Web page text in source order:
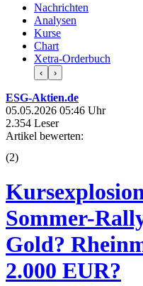
Nachrichten
Analysen
Kurse
Chart
Xetra-Orderbuch
‹ ›
ESG-Aktien.de
05.05.2026 05:46 Uhr
2.354 Leser
Artikel bewerten:
(2)
Sommer-
Gold?
2.000 EUR?